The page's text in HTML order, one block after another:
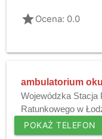
gradeOcena: 0.0
ambulatorium
Wojewódzka Stacja
Ratunkowego w
POKAŻ TELEFON